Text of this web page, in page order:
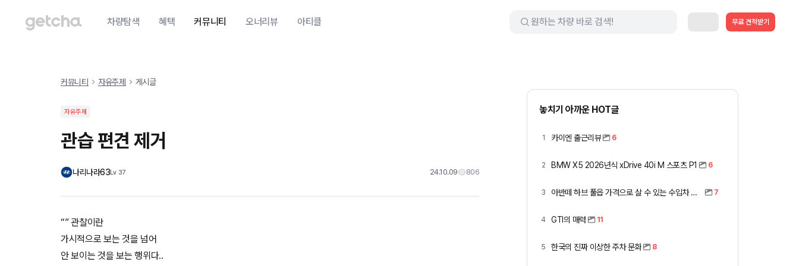
차량탐색 혜택 커뮤니티 오너리뷰 아티클 무료 견적받기
커뮤니티 자유주제 게시글
자유주제
관습 편견 제거
나리나라63Lv 37 24.10.09 806
“” 관찰이란
가시적으로 보는 것을 넘어
안 보이는 것을 보는 행위다..
놓치기 아까운 HOT글
1 카이엔 출근리뷰 6
2 BMW X5 2026년식 xDrive 40i M 스포츠 P1 6
3 아반떼 하브 풀옵 가격으로 살 수 있는 수입차 모아봤습니다 (중고 포함) 7
4 GTI의 매력 11
5 한국의 진짜 이상한 주차 문화 8